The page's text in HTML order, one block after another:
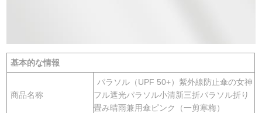
基本的な情報
商品名称
パラソル（UPF 50+）紫外線防止傘の女神
フル遮光パラソル小清新三折パラソル折り
畳み晴雨兼用傘ピンク（一剪寒梅）